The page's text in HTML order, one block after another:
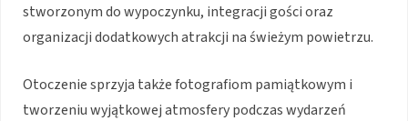
stworzonym do wypoczynku, integracji gości oraz
organizacji dodatkowych atrakcji na świeżym powietrzu.
Otoczenie sprzyja także fotografiom pamiątkowym i
tworzeniu wyjątkowej atmosfery podczas wydarzeń